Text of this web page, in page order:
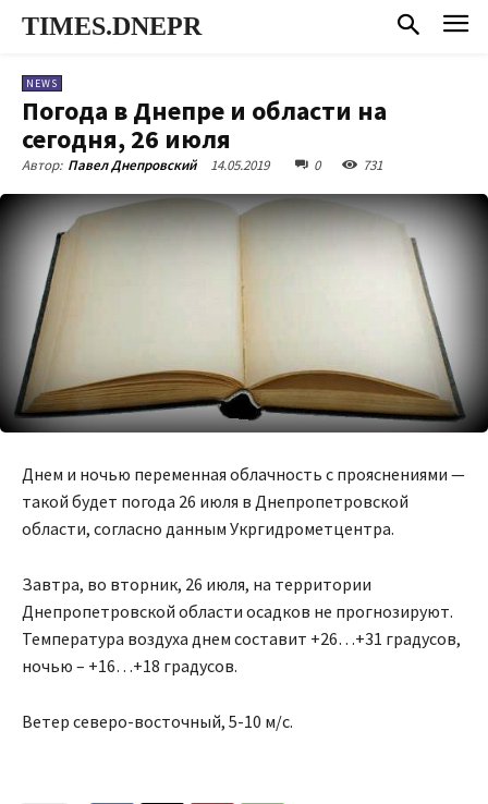
TIMES.DNEPR
NEWS
Погода в Днепре и области на
сегодня, 26 июля
Автор: Павел Днепровский 14.05.2019 0 731
Днем и ночью переменная облачность с прояснениями —
такой будет погода 26 июля в Днепропетровской
области, согласно данным Укргидрометцентра.
Завтра, во вторник, 26 июля, на территории
Днепропетровской области осадков не прогнозируют.
Температура воздуха днем составит +26…+31 градусов,
ночью – +16…+18 градусов.
Ветер северо-восточный, 5-10 м/с.